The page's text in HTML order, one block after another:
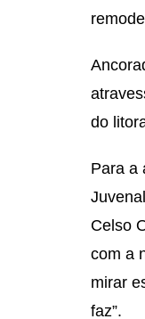
do
Para a
Celso
com a
mirar
faz”.